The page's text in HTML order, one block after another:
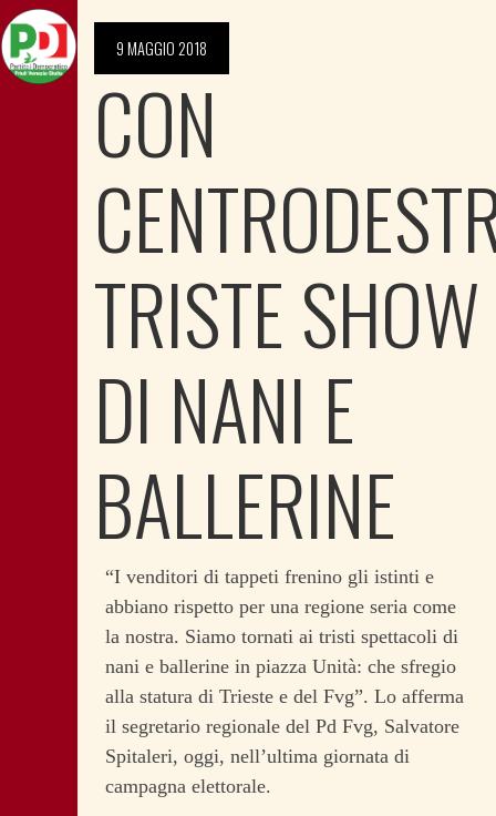
9 MAGGIO 2018
CON
TRISTE SHOW
DI NANI E
BALLERINE
“I venditori di tappeti frenino gli istinti e
abbiano rispetto per una regione seria come
la nostra. Siamo tornati ai tristi spettacoli di
nani e ballerine in piazza Unità: che sfregio
alla statura di Trieste e del Fvg”. Lo afferma
il segretario regionale del Pd Fvg, Salvatore
Spitaleri, oggi, nell’ultima giornata di
campagna elettorale.